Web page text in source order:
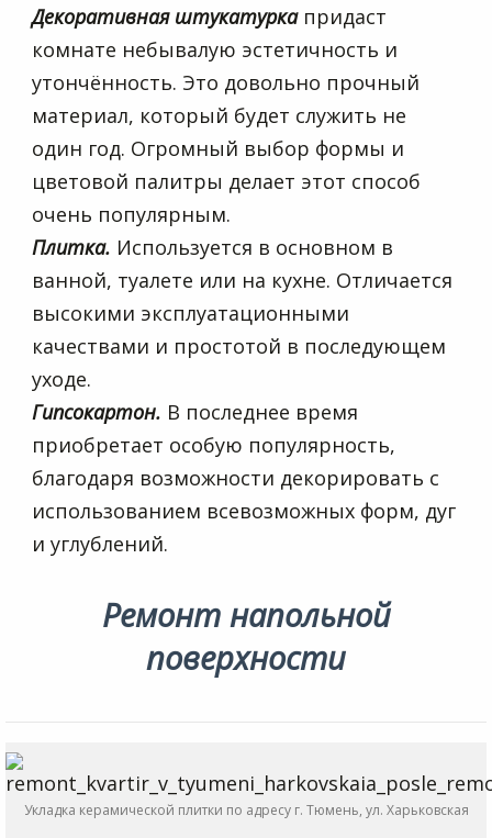
Декоративная штукатуркапридаст
комнате небывалую эстетичность и
утончённость. Это довольно прочный
материал, который будет служить не
один год. Огромный выбор формы и
цветовой палитры делает этот способ
очень популярным.
Плитка. Используется в основном в
ванной, туалете или на кухне. Отличается
высокими эксплуатационными
качествами и простотой в последующем
уходе.
Гипсокартон. В последнее время
приобретает особую популярность,
благодаря возможности декорировать с
использованием всевозможных форм, дуг
и углублений.
Ремонт напольной
поверхности
Укладка керамической плитки по адресу г. Тюмень, ул. Харьковская